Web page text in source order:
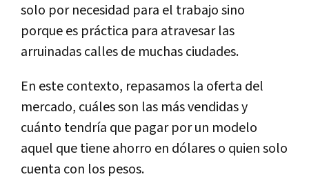
solo por necesidad para el trabajo sino
porque es práctica para atravesar las
arruinadas calles de muchas ciudades.
En este contexto, repasamos la oferta del
mercado, cuáles son las más vendidas y
cuánto tendría que pagar por un modelo
aquel que tiene ahorro en dólares o quien solo
cuenta con los pesos.